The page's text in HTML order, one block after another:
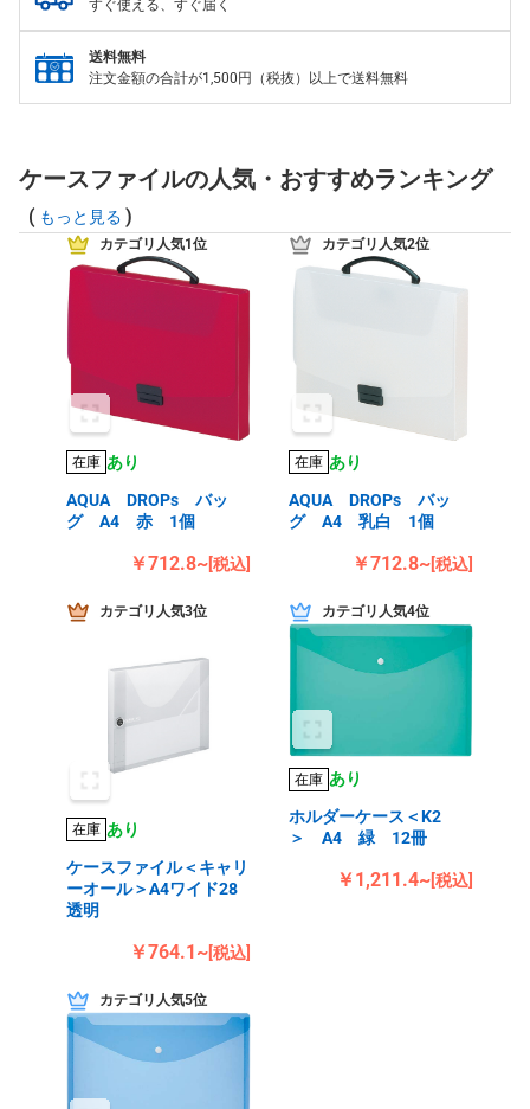
すぐ使える、すぐ届く
送料無料
注文金額の合計が1,500円（税抜）以上で送料無料
ケースファイルの人気・おすすめランキング
( もっと見る )
カテゴリ人気1位
在庫 あり
AQUA DROPs バッ
グ A4 赤 1個
￥712.8~[税込]
カテゴリ人気2位
在庫 あり
AQUA DROPs バッ
グ A4 乳白 1個
￥712.8~[税込]
カテゴリ人気3位
在庫 あり
ケースファイル＜キャリ
ーオール＞A4ワイド28
透明
￥764.1~[税込]
カテゴリ人気4位
在庫 あり
ホルダーケース＜K2
＞ A4 緑 12冊
￥1,211.4~[税込]
カテゴリ人気5位